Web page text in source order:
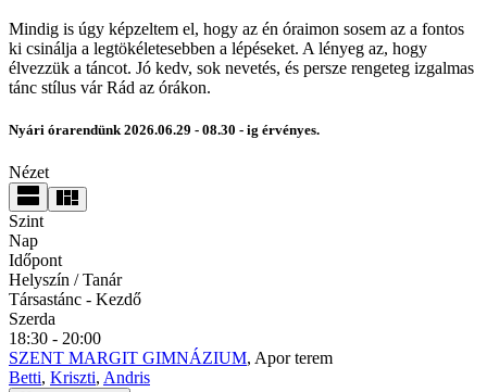
Mindig is úgy képzeltem el, hogy az én óraimon sosem az a fontos
ki csinálja a legtökéletesebben a lépéseket. A lényeg az, hogy
élvezzük a táncot. Jó kedv, sok nevetés, és persze rengeteg izgalmas
tánc stílus vár Rád az órákon.
Nyári órarendünk 2026.06.29 - 08.30 - ig érvényes.
Nézet
Szint
Nap
Időpont
Helyszín / Tanár
Társastánc - Kezdő
Szerda
18:30 - 20:00
SZENT MARGIT GIMNÁZIUM, Apor terem
Betti, Kriszti, Andris